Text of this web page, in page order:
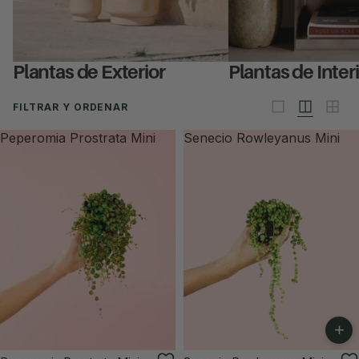
Plantas de Exterior Plantas de
FILTRAR Y ORDENAR
Peperomia Prostrata Mini Senecio Rowleyanus Mini
+